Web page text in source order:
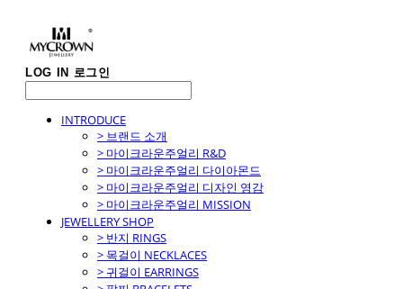
LOG IN 로그인
INTRODUCE
> 브랜드 소개
> 마이크라운주얼리 R&D
> 마이크라운주얼리 다이아몬드
> 마이크라운주얼리 디자인 영감
> 마이크라운주얼리 MISSION
JEWELLERY SHOP
> 반지 RINGS
> 목걸이 NECKLACES
> 귀걸이 EARRINGS